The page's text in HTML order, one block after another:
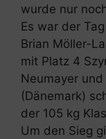
wurde nur
Es war der
Brian Möller-
mit Platz 4
Neumayer
(Dänemark)
der 105 kg
Um den Sieg